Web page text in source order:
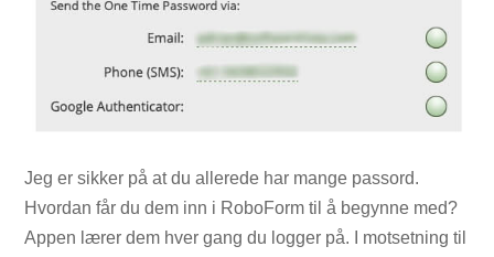
Jeg er sikker på at du allerede har mange passord.
Hvordan får du dem inn i RoboForm til å begynne med?
Appen lærer dem hver gang du logger på. I motsetning til